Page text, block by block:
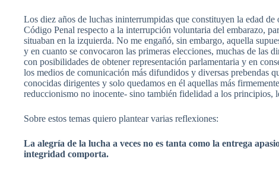
Los diez años de luchas ininterrumpidas que constituyen la edad
Código Penal respecto a la interrupción voluntaria del embarazo,
situaban en la izquierda. No me engañó, sin embargo, aquella
y en cuanto se convocaron las primeras elecciones, muchas de las
con posibilidades de obtener representación parlamentaria y en
los medios de comunicación más difundidos y diversas prebendas
conocidas dirigentes y solo quedamos en él aquellas más
reduccionismo no inocente- sino también fidelidad a los principios,
Sobre estos temas quiero plantear varias reflexiones:
La alegría de la lucha a veces no es tanta como la entrega
integridad comporta.